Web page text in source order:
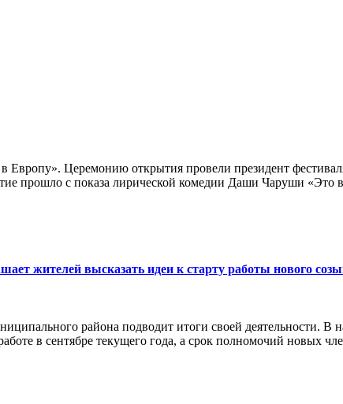
Европу». Церемонию открытия провели президент
прошло с показа лирической комедии Даши Чаруши «Это
жителей высказать идеи к старту работы нового
района подводит итоги своей деятельности.
в сентябре текущего года, а срок полномочий новых